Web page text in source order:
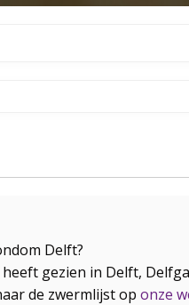
Delft?
gezien in Delft,
de zwermlijst op onze